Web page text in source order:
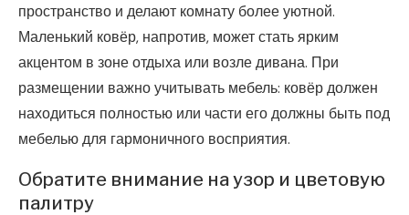
пространство и делают комнату более уютной.
Маленький ковёр, напротив, может стать ярким
акцентом в зоне отдыха или возле дивана. При
размещении важно учитывать мебель: ковёр должен
находиться полностью или части его должны быть под
мебелью для гармоничного восприятия.
Обратите внимание на узор и цветовую
палитру